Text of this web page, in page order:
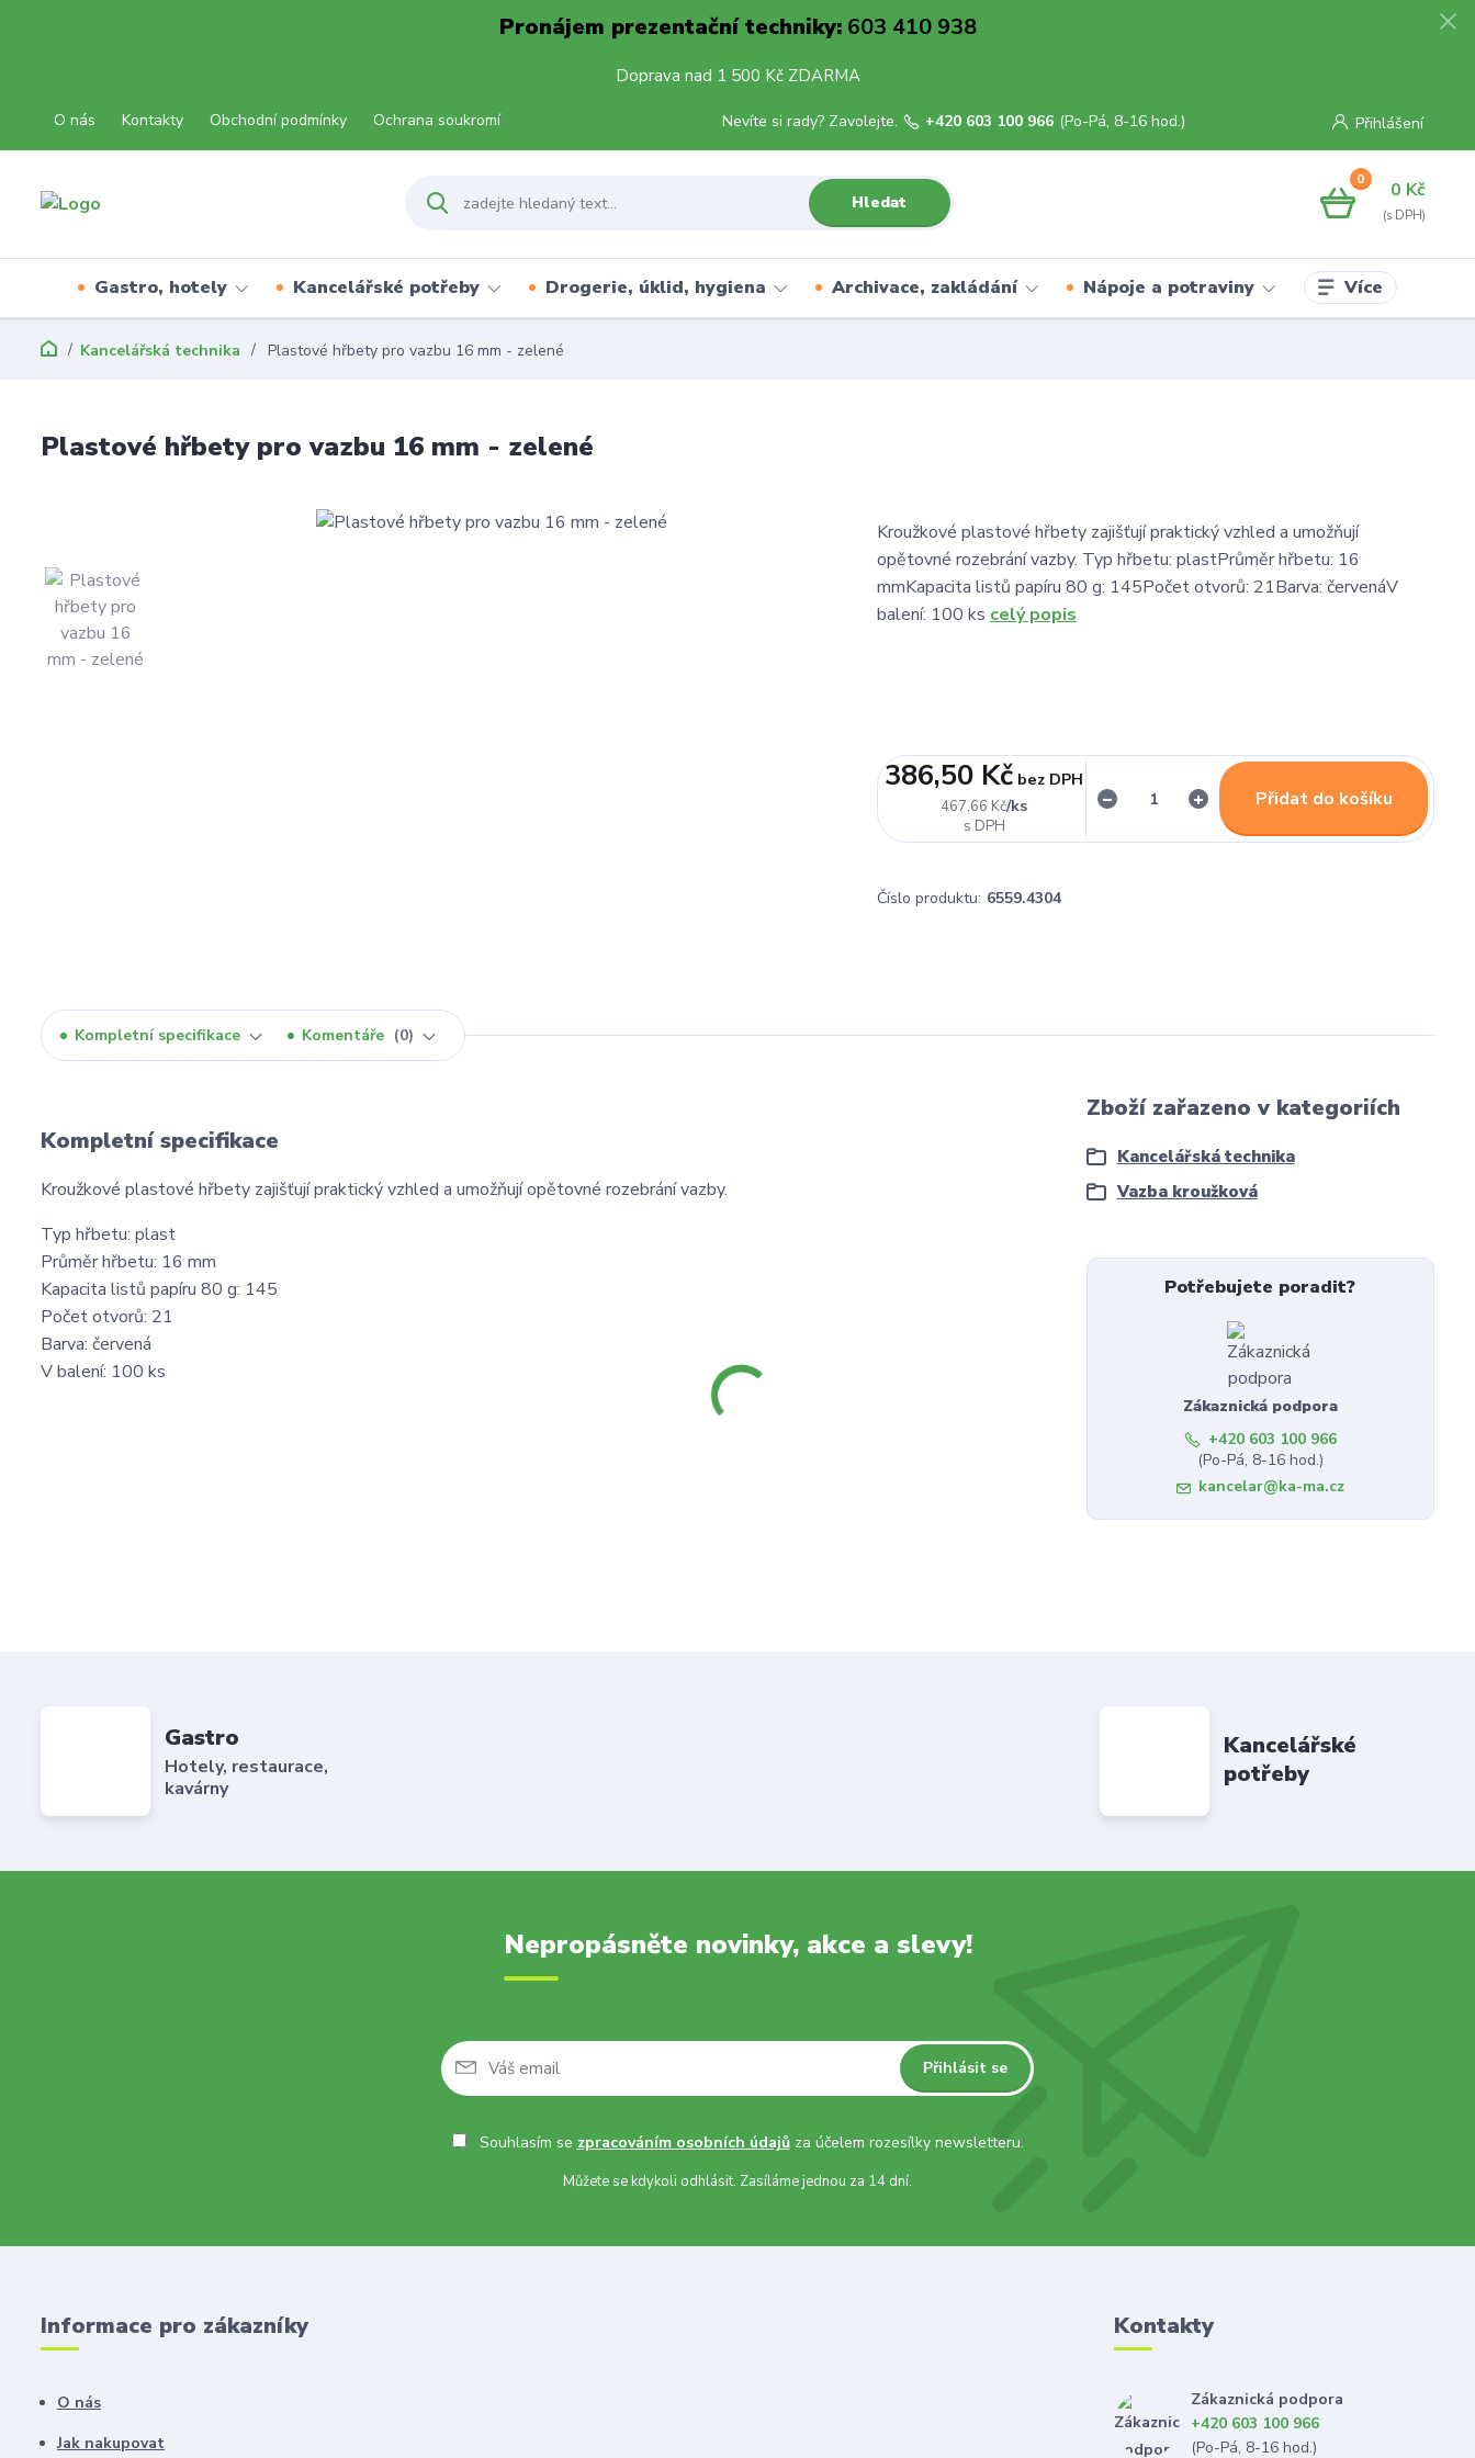
Pronájem prezentační techniky:603 410 938
Doprava nad 1 500 Kč ZDARMA
O nás Kontakty Obchodní podmínky Ochrana soukromí Přihlášení
Hledat
Nevíte si rady? Zavolejte. +420 603 100 966 (Po-Pá, 8-16 hod.)
0 0 Kč
Gastro, hotely Kancelářské potřeby Drogerie, úklid, hygiena Archivace, zakládání Nápoje a potraviny Více
Kancelářská technika Plastové hřbety pro vazbu 16 mm - zelené
Plastové hřbety pro vazbu 16 mm - zelené
Kroužkové plastové hřbety zajišťují praktický vzhled a umožňují
opětovné rozebrání vazby. Typ hřbetu: plastPrůměr hřbetu: 16
mmKapacita listů papíru 80 g: 145Počet otvorů: 21Barva: červenáV
balení: 100 ks celý popis
467,66 Kč/ks
386,50 Kč bez DPH
Přidat do košíku
Číslo produktu: 6559.4304
Kompletní specifikace Komentáře 0
Kompletní specifikace
Kroužkové plastové hřbety zajišťují praktický vzhled a umožňují opětovné rozebrání vazby.
Typ hřbetu: plast
Průměr hřbetu: 16 mm
Kapacita listů papíru 80 g: 145
Počet otvorů: 21
Barva: červená
V balení: 100 ks
Zboží zařazeno v kategoriích
Kancelářská technika
Vazba kroužková
Potřebujete poradit?
Zákaznická podpora
+420 603 100 966
(Po-Pá, 8-16 hod.)
kancelar@ka-ma.cz
Gastro
Hotely, restaurace,
kavárny
Kancelářské
potřeby
Nepropásněte novinky, akce a slevy!
Přihlásit se
Souhlasím se zpracováním osobních údajůza účelem rozesílky newsletteru.
Můžete se kdykoli odhlásit. Zasíláme jednou za 14 dní.
Informace pro zákazníky
O nás
Jak nakupovat
Kontakty
Zákaznická podpora
+420 603 100 966
(Po-Pá, 8-16 hod.)